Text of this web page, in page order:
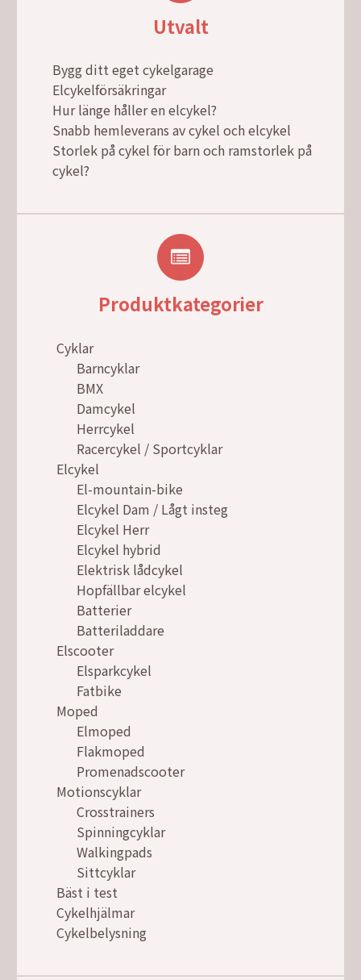
Utvalt
Bygg ditt eget cykelgarage
Elcykelförsäkringar
Hur länge håller en elcykel?
Snabb hemleverans av cykel och elcykel
Storlek på cykel för barn och ramstorlek på
cykel?
Produktkategorier
Cyklar
Barncyklar
BMX
Damcykel
Herrcykel
Racercykel / Sportcyklar
Elcykel
El-mountain-bike
Elcykel Dam / Lågt insteg
Elcykel Herr
Elcykel hybrid
Elektrisk lådcykel
Hopfällbar elcykel
Batterier
Batteriladdare
Elscooter
Elsparkcykel
Fatbike
Moped
Elmoped
Flakmoped
Promenadscooter
Motionscyklar
Crosstrainers
Spinningcyklar
Walkingpads
Sittcyklar
Bäst i test
Cykelhjälmar
Cykelbelysning